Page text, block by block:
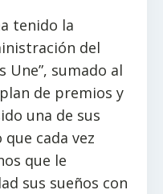
tenido la
del
Une”, sumado al
de premios y
una de sus
cada vez
que le
sus sueños con